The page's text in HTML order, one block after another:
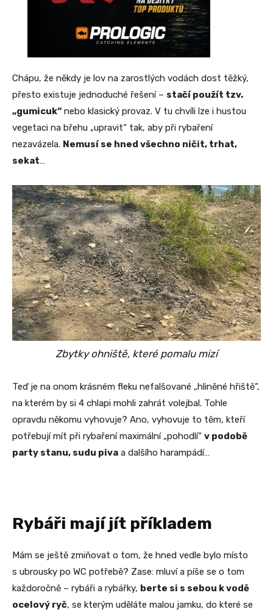
Chápu, že někdy je lov na zarostlých vodách dost těžký,
přesto existuje jednoduché řešení – stačí použít tzv.
„gumicuk“ nebo klasický provaz. V tu chvíli lze i hustou
vegetaci na břehu „upravit“ tak, aby při rybaření
nezavázela. Nemusí se hned všechno ničit, trhat,
sekat…
Zbytky ohniště, které pomalu mizí
Teď je na onom krásném fleku nefalšované „hliněné hřiště“,
na kterém by si 4 chlapi mohli zahrát volejbal. Tohle
opravdu někomu vyhovuje? Ano, vyhovuje to těm, kteří
potřebují mít při rybaření maximální „pohodlí“ v podobě
party stanu, sudu piva a dalšího harampádí…
Rybáři mají jít příkladem
Mám se ještě zmiňovat o tom, že hned vedle bylo místo
s ubrousky po WC potřebě? Zase: mluví a píše se o tom
každoročně – rybáři a rybářky, berte si s sebou k vodě
ocelový ryč, se kterým uděláte malou jamku, do které se